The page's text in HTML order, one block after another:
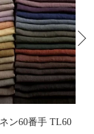
ン60番手 TL60